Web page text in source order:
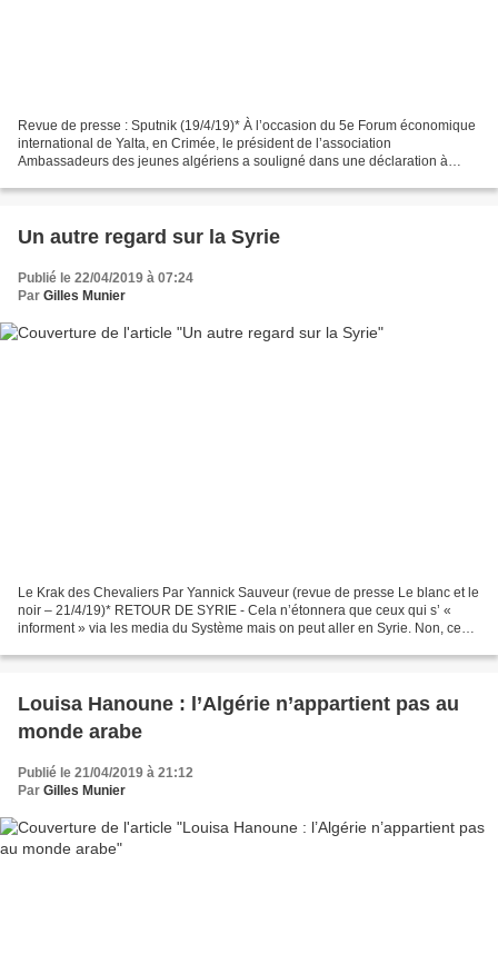
Revue de presse : Sputnik (19/4/19)* À l’occasion du 5e Forum économique
international de Yalta, en Crimée, le président de l’association
Ambassadeurs des jeunes algériens a souligné dans une déclaration à
Un autre regard sur la Syrie
Publié le 22/04/2019 à 07:24
Par Gilles Munier
Le Krak des Chevaliers Par Yannick Sauveur (revue de presse Le blanc et le
noir – 21/4/19)* RETOUR DE SYRIE - Cela n’étonnera que ceux qui s’ «
informent » via les media du Système mais on peut aller en Syrie. Non, ce
Louisa Hanoune : l’Algérie n’appartient pas au
monde arabe
Publié le 21/04/2019 à 21:12
Par Gilles Munier